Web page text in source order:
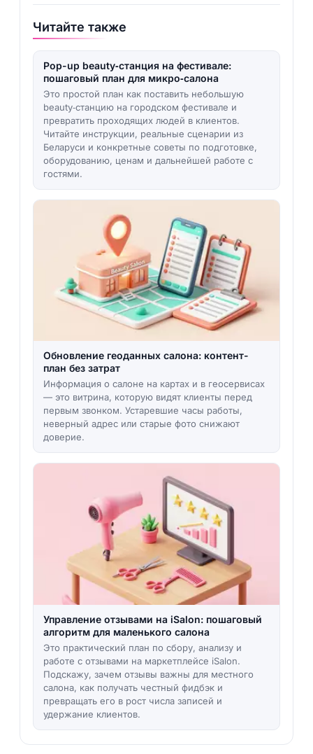
Читайте также
Pop-up beauty‑станция на фестивале:
пошаговый план для микро‑салона
Это простой план как поставить небольшую
beauty‑станцию на городском фестивале и
превратить проходящих людей в клиентов.
Читайте инструкции, реальные сценарии из
Беларуси и конкретные советы по подготовке,
оборудованию, ценам и дальнейшей работе с
гостями.
Обновление геоданных салона: контент-
план без затрат
Информация о салоне на картах и в геосервисах
— это витрина, которую видят клиенты перед
первым звонком. Устаревшие часы работы,
неверный адрес или старые фото снижают
доверие.
Управление отзывами на iSalon: пошаговый
алгоритм для маленького салона
Это практический план по сбору, анализу и
работе с отзывами на маркетплейсе iSalon.
Подскажу, зачем отзывы важны для местного
салона, как получать честный фидбэк и
превращать его в рост числа записей и
удержание клиентов.